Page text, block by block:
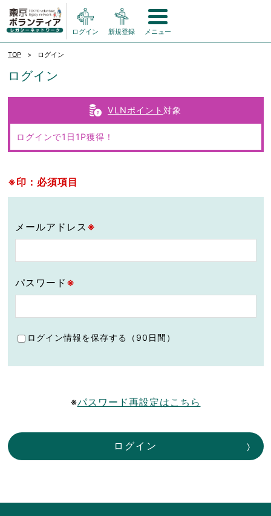
ログイン 新規登録 メニュー
TOP ログイン
ログイン
VLNポイント 対象
ログインで1日1P獲得！
※印：必須項目
メールアドレス ※
パスワード ※
ログイン情報を保存する（90日間）
※パスワード再設定はこちら
ログイン